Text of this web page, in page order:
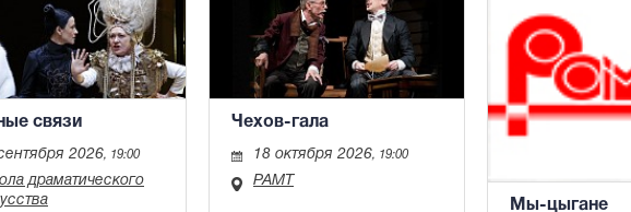
связи
2026, 19:00
драматического
Чехов-гала
18 октября 2026, 19:00
РАМТ
Мы-цыгане